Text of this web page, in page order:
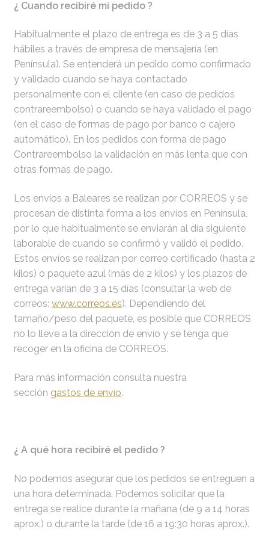
¿ Cuando recibiré mi pedido ?
Habitualmente el plazo de entrega es de 3 a 5 días
hábiles a través de empresa de mensajería (en
Península). Se entenderá un pedido como confirmado
y validado cuando se haya contactado
personalmente con el cliente (en caso de pedidos
contrareembolso) o cuando se haya validado el pago
(en el caso de formas de pago por banco o cajero
automático). En los pedidos con forma de pago
Contrareembolso la validación en más lenta que con
otras formas de pago.
Los envíos a Baleares se realizan por CORREOS y se
procesan de distinta forma a los envíos en Península,
por lo que habitualmente se enviarán al día siguiente
laborable de cuando se confirmó y validó el pedido.
Estos envíos se realizan por correo certificado (hasta 2
kilos) o paquete azul (más de 2 kilos) y los plazos de
entrega varían de 3 a 15 días (consultar la web de
correos: www.correos.es). Dependiendo del
tamaño/peso del paquete, es posible que CORREOS
no lo lleve a la dirección de envío y se tenga que
recoger en la oficina de CORREOS.
Para más información consulta nuestra
sección gastos de envío.
¿ A qué hora recibiré el pedido ?
No podemos asegurar que los pedidos se entreguen a
una hora determinada. Podemos solicitar que la
entrega se realice durante la mañana (de 9 a 14 horas
aprox.) o durante la tarde (de 16 a 19:30 horas aprox.).